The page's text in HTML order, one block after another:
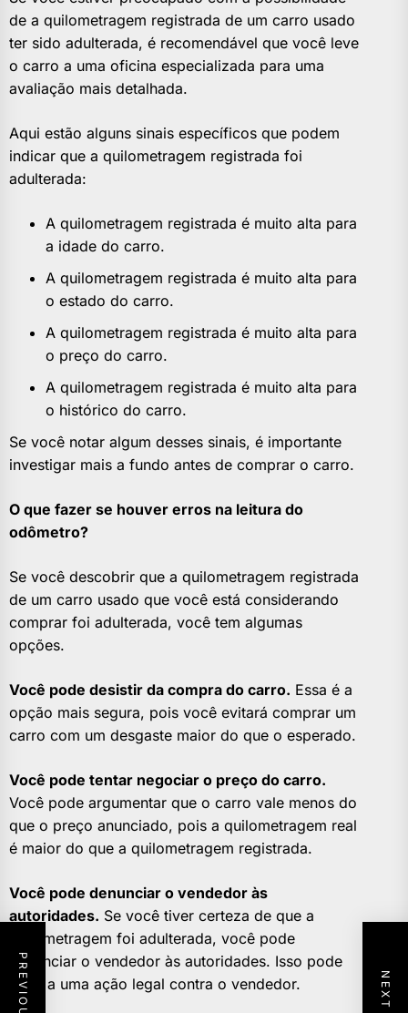
de a quilometragem registrada de um carro usado
ter sido adulterada, é recomendável que você leve
o carro a uma oficina especializada para uma
avaliação mais detalhada.
Aqui estão alguns sinais específicos que podem
indicar que a quilometragem registrada foi
adulterada:
A quilometragem registrada é muito alta para
a idade do carro.
A quilometragem registrada é muito alta para
o estado do carro.
A quilometragem registrada é muito alta para
o preço do carro.
A quilometragem registrada é muito alta para
o histórico do carro.
Se você notar algum desses sinais, é importante
investigar mais a fundo antes de comprar o carro.
O que fazer se houver erros na leitura do
odômetro?
Se você descobrir que a quilometragem registrada
de um carro usado que você está considerando
comprar foi adulterada, você tem algumas
opções.
Você pode desistir da compra do carro. Essa é a
opção mais segura, pois você evitará comprar um
carro com um desgaste maior do que o esperado.
Você pode tentar negociar o preço do carro.
Você pode argumentar que o carro vale menos do
que o preço anunciado, pois a quilometragem real
é maior do que a quilometragem registrada.
Você pode denunciar o vendedor às
autoridades. Se você tiver certeza de que a
quilometragem foi adulterada, você pode
denunciar o vendedor às autoridades. Isso pode
levar a uma ação legal contra o vendedor.